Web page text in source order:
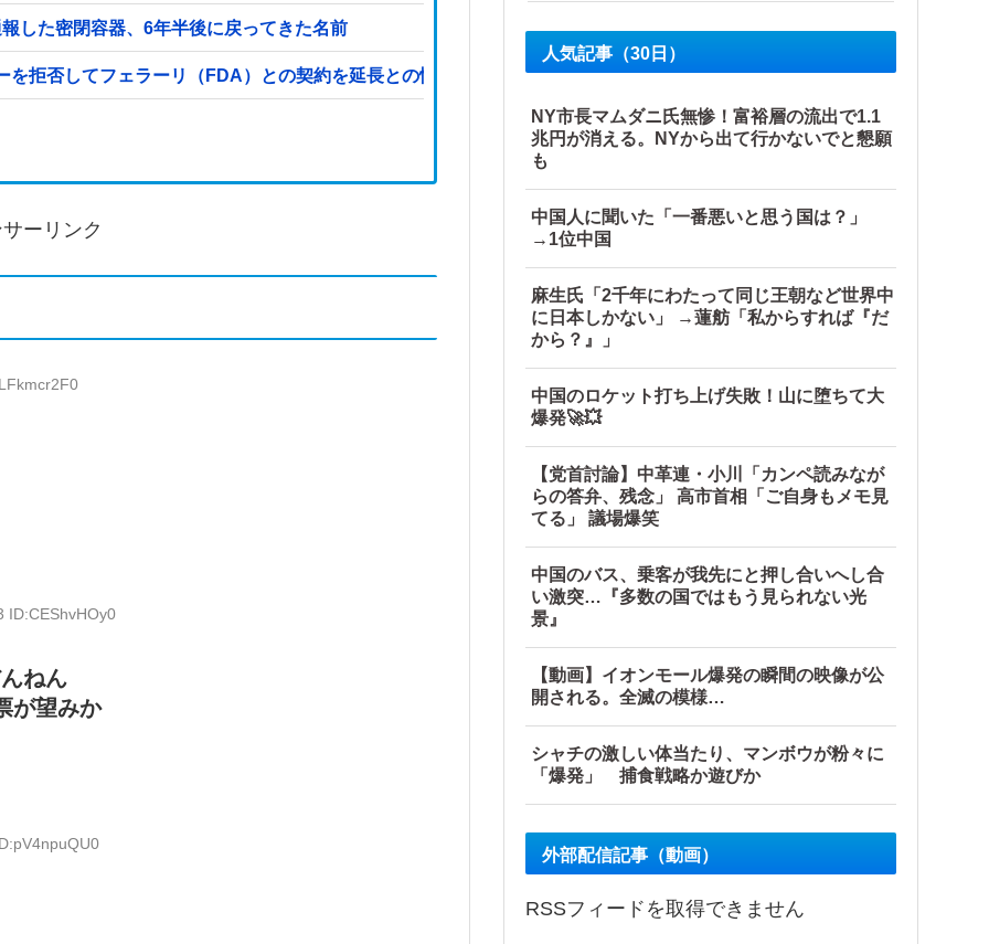
した密閉容器、6年半後に戻ってきた名前
拒否してフェラーリ（FDA）との契約を延長との情報他
ーリンク
ID:CEShvHOy0
ねん
が望みか
人気記事（30日）
NY市長マムダニ氏無惨！富裕層の流出で1.1
兆円が消える。NYから出て行かないでと懇願
も
中国人に聞いた「一番悪いと思う国は？」
→1位中国
麻生氏「2千年にわたって同じ王朝など世界中
に日本しかない」 →蓮舫「私からすれば『だ
から？』」
中国のロケット打ち上げ失敗！山に堕ちて大
爆発🚀💥
【党首討論】中革連・小川「カンペ読みなが
らの答弁、残念」 高市首相「ご自身もメモ見
てる」 議場爆笑
中国のバス、乗客が我先にと押し合いへし合
い激突…『多数の国ではもう見られない光
景』
【動画】イオンモール爆発の瞬間の映像が公
開される。全滅の模様…
シャチの激しい体当たり、マンボウが粉々に
「爆発」 捕食戦略か遊びか
外部配信記事（動画）
RSSフィードを取得できません